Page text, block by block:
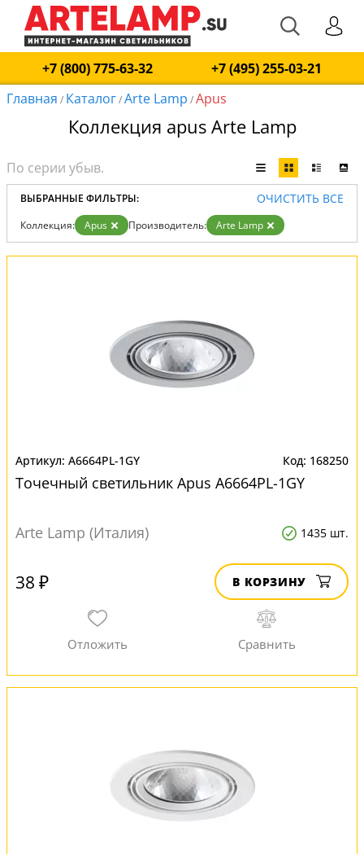
+7 (800) 775-63-32
+7 (495) 255-03-21
Главная / Каталог/Arte Lamp /Apus
Коллекция apus Arte Lamp
ВЫБРАННЫЕ ФИЛЬТРЫ: ОЧИСТИТЬ ВСЕ
Коллекция: Apus Производитель: Arte Lamp
A6664PL-1GY 168250
Точечный светильник Apus A6664PL-1GY
Arte Lamp (Италия) 1435 шт.
38 ₽ В КОРЗИНУ